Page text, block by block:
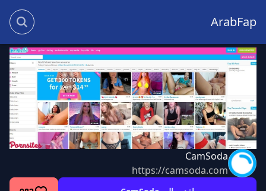
ArabFap
CamSoda
https://camsoda.com